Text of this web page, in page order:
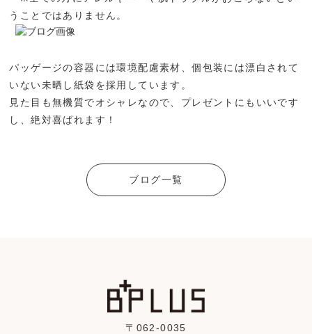
うことではありません。
パッゲージの容器には環境配慮素材、個包装には漂白されて
いない未晒し紙袋を採用しています。
見た目も無機質でオシャレなので、プレゼントにもいいです
し、絶対喜ばれます！
ブログ一覧
〒062-0035